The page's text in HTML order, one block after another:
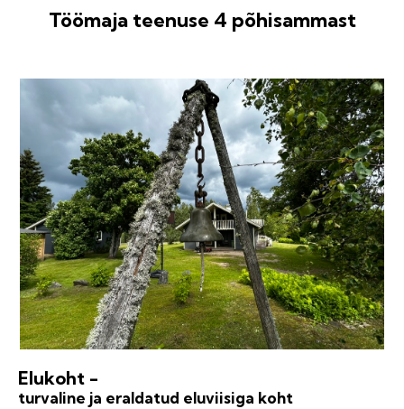
Töömaja teenuse 4 põhisammast
Elukoht -
turvaline ja eraldatud eluviisiga koht